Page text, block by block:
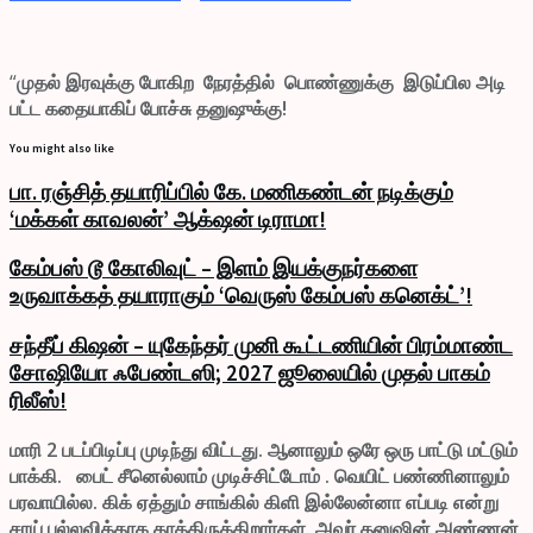
“முதல் இரவுக்கு போகிற நேரத்தில் பொண்ணுக்கு இடுப்பில அடி
பட்ட கதையாகிப் போச்சு தனுஷுக்கு!
You might also like
பா. ரஞ்சித் தயாரிப்பில் கே. மணிகண்டன் நடிக்கும்
‘மக்கள் காவலன்’ ஆக்‌ஷன் டிராமா!
கேம்பஸ் டூ கோலிவுட் – இளம் இயக்குநர்களை
உருவாக்கத் தயாராகும் ‘வெருஸ் கேம்பஸ் கனெக்ட்’!
சந்தீப் கிஷன் – யுகேந்தர் முனி கூட்டணியின் பிரம்மாண்ட
சோஷியோ ஃபேண்டஸி; 2027 ஜூலையில் முதல் பாகம்
ரிலீஸ்!
மாரி 2 படப்பிடிப்பு முடிந்து விட்டது. ஆனாலும் ஒரே ஒரு பாட்டு மட்டும்
பாக்கி. பைட் சீனெல்லாம் முடிச்சிட்டோம் . வெயிட் பண்ணினாலும்
பரவாயில்ல. கிக் ஏத்தும் சாங்கில் கிளி இல்லேன்னா எப்படி என்று